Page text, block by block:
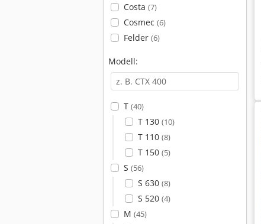
Costa (7)
Cosmec (6)
Felder (6)
Modell:
T (40)
T 130 (10)
T 110 (8)
T 150 (5)
S (56)
S 630 (8)
S 520 (4)
M (45)